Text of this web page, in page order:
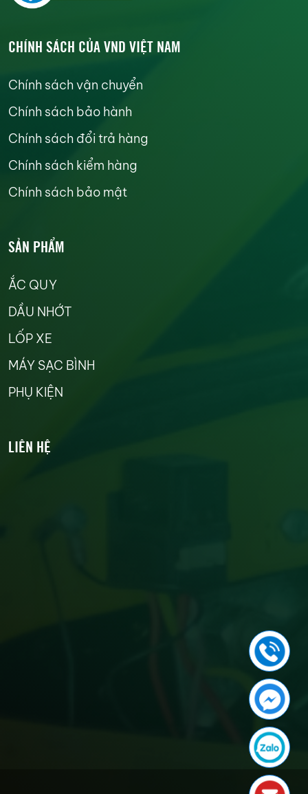
CHÍNH SÁCH CỦA VND VIỆT NAM
Chính sách vận chuyển
Chính sách bảo hành
Chính sách đổi trả hàng
Chính sách kiểm hàng
Chính sách bảo mật
SẢN PHẨM
ẮC QUY
DẦU NHỚT
LỐP XE
MÁY SẠC BÌNH
PHỤ KIỆN
LIÊN HỆ